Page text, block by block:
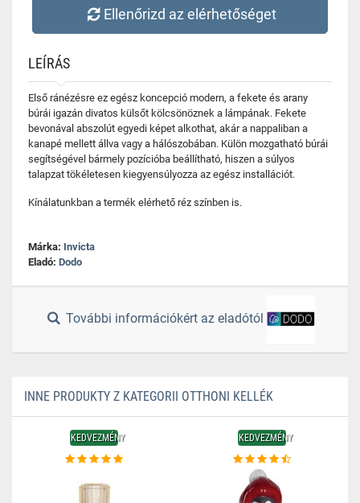
Ellenőrizd az elérhetőséget
LEÍRÁS
Első ránézésre ez egész koncepció modern, a fekete és arany
búrái igazán divatos külsőt kölcsönöznek a lámpának. Fekete
bevonával abszolút egyedi képet alkothat, akár a nappaliban a
kanapé mellett állva vagy a hálószobában. Külön mozgatható búrái
segítségével bármely pozícióba beállítható, hiszen a súlyos
talapzat tökéletesen kiegyensúlyozza az egész installációt.
Kínálatunkban a termék elérhető réz színben is.
Márka: Invicta
Eladó: Dodo
További információkért az eladótól
INNE PRODUKTY Z KATEGORII OTTHONI KELLÉK
KEDVEZMÉNY KEDVEZMÉNY